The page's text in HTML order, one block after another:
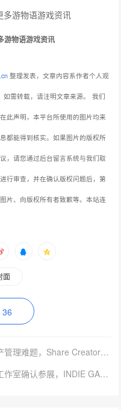
游物语游戏资讯
整理发表，文章内容系作者个人观
需转载，请注明文章来源。 我们
此声明，本平台所使用的图片均来
都能得到核实。如果图片的版权所
，请您通过后台留言系统与我们取
行审查，并在确认版权问题后，第
片、向版权所有者致歉等。本站连
面
36
上一篇：高效解决游戏开发者数字资产管理难题，Share Creators确认参展2023ChinaJoyBTOB
下一篇：【创意游戏展区招商】撞针工作室确认参展，INDIE GAME 展区持续招商中！